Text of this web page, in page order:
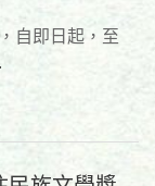
自即日起，至